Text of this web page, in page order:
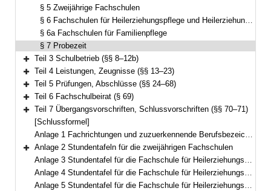
§ 5 Zweijährige Fachschulen
§ 6 Fachschulen für Heilerziehungspflege und Heilerziehungspflegehilfe
§ 6a Fachschulen für Familienpflege
§ 7 Probezeit
Bereich erweitern
Teil 3 Schulbetrieb (§§ 8–12b)
Bereich erweitern
Teil 4 Leistungen, Zeugnisse (§§ 13–23)
Bereich erweitern
Teil 5 Prüfungen, Abschlüsse (§§ 24–68)
Bereich erweitern
Teil 6 Fachschulbeirat (§ 69)
Bereich erweitern
Teil 7 Übergangsvorschriften, Schlussvorschriften (§§ 70–71)
[Schlussformel]
Anlage 1 Fachrichtungen und zuzuerkennende Berufsbezeichnungen
Bereich erweitern
Anlage 2 Stundentafeln für die zweijährigen Fachschulen
Anlage 3 Stundentafel für die Fachschule für Heilerziehungspflege (dreijährig)
Anlage 4 Stundentafel für die Fachschule für Heilerziehungspflege (zweijährig)
Anlage 5 Stundentafel für die Fachschule für Heilerziehungspflegehilfe